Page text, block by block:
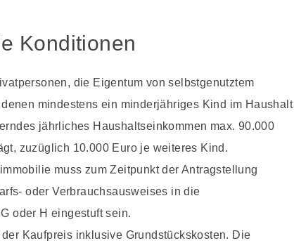
Konditionen
die Eigentum von selbstgenutztem
mindestens ein minderjähriges Kind im Haushalt
jährliches Haushaltseinkommen max. 90.000
zuzüglich 10.000 Euro je weiteres Kind.
muss zum Zeitpunkt der Antragstellung
oder Verbrauchsausweises in die
oder H eingestuft sein.
Kaufpreis inklusive Grundstückskosten. Die